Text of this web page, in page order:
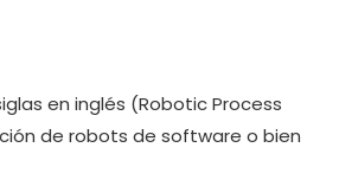
en inglés (Robotic Process
de robots de software o bien